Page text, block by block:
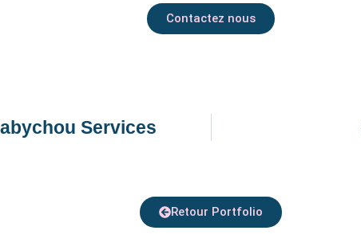
Contactez nous
Services
Retour Portfolio